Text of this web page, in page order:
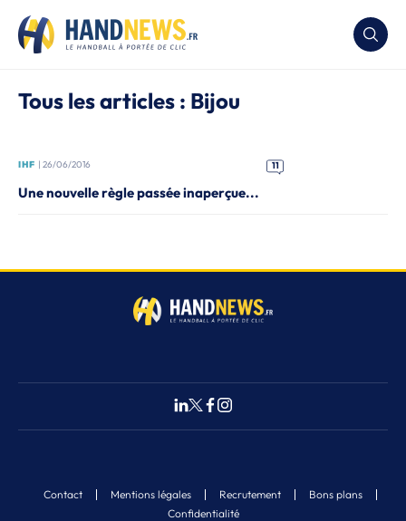
Tous les articles : Bijou
IHF | 26/06/2016 11
Une nouvelle règle passée inaperçue...
Contact Mentions légales Recrutement
Bons plans
Confidentialité